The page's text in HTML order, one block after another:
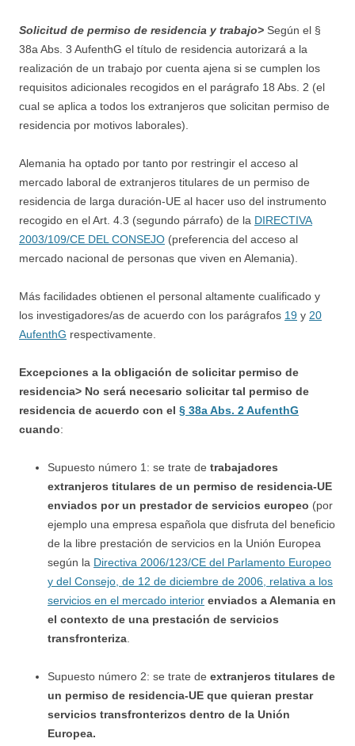
Solicitud de permiso de residencia y trabajo> Según el §
38a Abs. 3 AufenthG el título de residencia autorizará a la
realización de un trabajo por cuenta ajena si se cumplen los
requisitos adicionales recogidos en el parágrafo 18 Abs. 2 (el
cual se aplica a todos los extranjeros que solicitan permiso de
residencia por motivos laborales).
Alemania ha optado por tanto por restringir el acceso al
mercado laboral de extranjeros titulares de un permiso de
residencia de larga duración-UE al hacer uso del instrumento
recogido en el Art. 4.3 (segundo párrafo) de la DIRECTIVA
2003/109/CE DEL CONSEJO (preferencia del acceso al
mercado nacional de personas que viven en Alemania).
Más facilidades obtienen el personal altamente cualificado y
los investigadores/as de acuerdo con los parágrafos 19 y 20
AufenthG respectivamente.
Excepciones a la obligación de solicitar permiso de
residencia> No será necesario solicitar tal permiso de
residencia de acuerdo con el § 38a Abs. 2 AufenthG
cuando:
Supuesto número 1: se trate de trabajadores
extranjeros titulares de un permiso de residencia-UE
enviados por un prestador de servicios europeo (por
ejemplo una empresa española que disfruta del beneficio
de la libre prestación de servicios en la Unión Europea
según la Directiva 2006/123/CE del Parlamento Europeo
y del Consejo, de 12 de diciembre de 2006, relativa a los
servicios en el mercado interior enviados a Alemania en
el contexto de una prestación de servicios
transfronteriza
Supuesto número 2: se trate de extranjeros titulares de
un permiso de residencia-UE que quieran prestar
servicios transfronterizos dentro de la Unión
Europea.